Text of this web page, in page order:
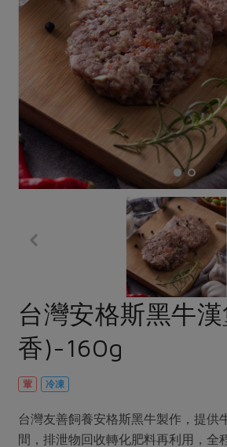
肉品・水產
水產
水畜加工品
調理食材・點心
調味醬料/南北貨 烘焙
休閒零嘴 沖泡飲品
個人清潔
家庭清潔 織品
日用品
防災用品
最新產品
蔬食
蛋料理
料理方式
烘焙．點心
醬料
湯品．鍋物
主題食譜
異國料理
養身食補
節慶大餐
當季產品
合作25-經典快閃最後一週
合作25-精選產品第四彈
合作25-精選產品第三彈
更多當季產品
主婦聯盟X樂齡網特約優惠案
2024農業發展計畫年度報告
更多議題活動
把最好的台灣味帶回家！
樂齡生活 親子食育
關注議題
減硝酸鹽 惜食
非基改運動 支持本土
廢核運動 能源議題
減塑減廢
公益金 食農教育
生活者e週報
綠主張月刊
典藏閱覽室
員工與求才
產品檢驗
自主把關
檢驗報告
硝酸鹽檢驗
社員權益
選舉專區
最新消息
下載專區
台灣安格斯黑牛
香)-160g
葷 冷凍
台灣友善飼養安格斯黑牛製作，提供
間，排泄物回收轉化肥料再利用，全